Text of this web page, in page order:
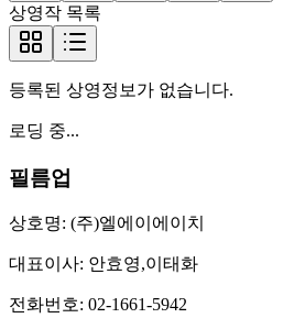
상영작 목록
등록된 상영정보가 없습니다.
로딩 중...
필름업
상호명: (주)엘에이에이치
대표이사: 안효영,이태화
전화번호: 02-1661-5942